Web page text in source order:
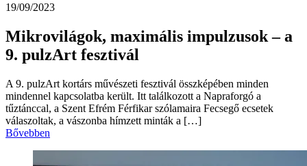
19/09/2023
Mikrovilágok, maximális impulzusok – a
9. pulzArt fesztivál
A 9. pulzArt kortárs művészeti fesztivál összképében minden
mindennel kapcsolatba került. Itt találkozott a Napraforgó a
tűztánccal, a Szent Efrém Férfikar szólamaira Fecsegő ecsetek
válaszoltak, a vászonba hímzett minták a […]
Bővebben